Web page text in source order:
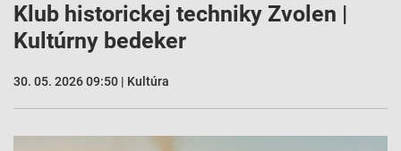
Klub historickej techniky Zvolen |
Kultúrny bedeker
30. 05. 2026 09:50 | Kultúra